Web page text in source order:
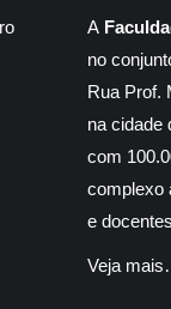
A
no
Rua Prof.
na cidade
com
complexo
e
Veja